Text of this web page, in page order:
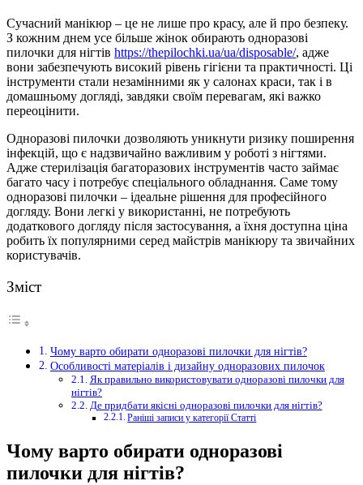
Сучасний манікюр – це не лише про красу, але й про безпеку.
З кожним днем усе більше жінок обирають одноразові
пилочки для нігтів https://thepilochki.ua/ua/disposable/, адже
вони забезпечують високий рівень гігієни та практичності. Ці
інструменти стали незамінними як у салонах краси, так і в
домашньому догляді, завдяки своїм перевагам, які важко
переоцінити.
Одноразові пилочки дозволяють уникнути ризику поширення
інфекцій, що є надзвичайно важливим у роботі з нігтями.
Адже стерилізація багаторазових інструментів часто займає
багато часу і потребує спеціального обладнання. Саме тому
одноразові пилочки – ідеальне рішення для професійного
догляду. Вони легкі у використанні, не потребують
додаткового догляду після застосування, а їхня доступна ціна
робить їх популярними серед майстрів манікюру та звичайних
користувачів.
Зміст
Чому варто обирати одноразові пилочки для нігтів?
Особливості матеріалів і дизайну одноразових пилочок
Як правильно використовувати одноразові пилочки для
нігтів?
Де придбати якісні одноразові пилочки для нігтів?
Раніші записи у категорії Статті
Чому варто обирати одноразові
пилочки для нігтів?